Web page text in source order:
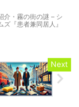
介・霧の街の謎 – シ
ズ『患者兼同居人』